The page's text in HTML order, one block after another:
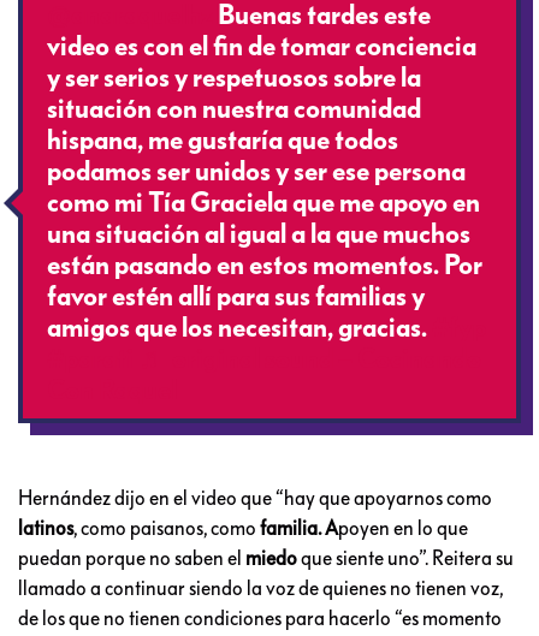
Buenas tardes este
video es con el fin de tomar conciencia
y ser serios y respetuosos sobre la
situación con nuestra comunidad
hispana, me gustaría que todos
podamos ser unidos y ser ese persona
como mi Tía Graciela que me apoyo en
una situación al igual a la que muchos
están pasando en estos momentos. Por
favor estén allí para sus familias y
amigos que los necesitan, gracias.
Hernández dijo en el video que “hay que apoyarnos como
latinos, como paisanos, como familia. Apoyen en lo que
puedan porque no saben el miedoque siente uno”. Reitera su
llamado a continuar siendo la voz de quienes no tienen voz,
de los que no tienen condiciones para hacerlo “es momento